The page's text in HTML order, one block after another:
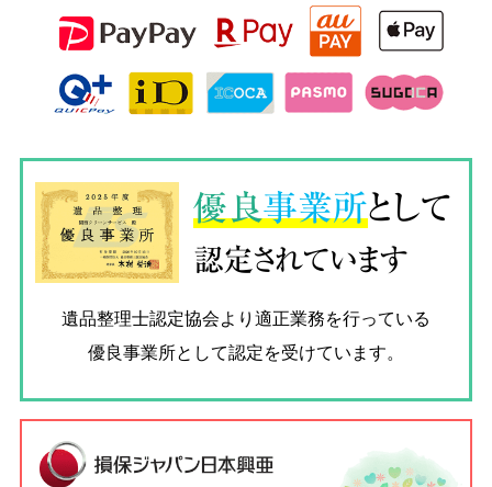
優良事業所として
認定されています
遺品整理士認定協会より適正業務を行っている
優良事業所として認定を受けています。